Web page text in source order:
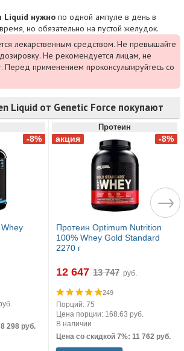
Liquid нужнопо одной ампуле в день в
но обязательно на пустой желудок.
лекарственным средством. Не превышайте
Не рекомендуется лицам, не
Перед применением проконсультируйтесь со
Liquid от Genetic Force покупают
298 руб.
Протеин
Протеин Optimum Nutrition
100% Whey Gold Standard
2270 г
12 647 руб.
249
Порций: 75
Цена порции: 168.63 руб.
В наличии
Цена со скидкой 7%: 11 762 руб.